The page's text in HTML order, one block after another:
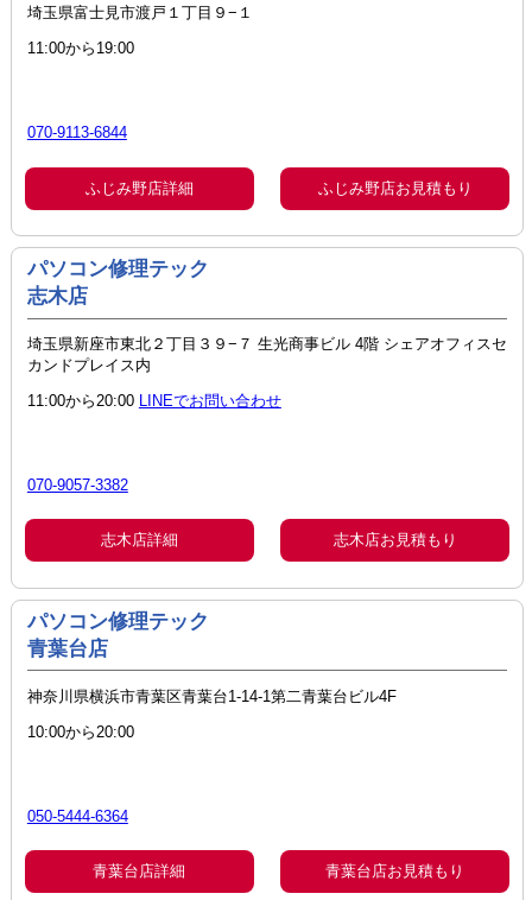
埼玉県富士見市渡戸１丁目９−１
11:00から19:00
070-9113-6844
ふじみ野店詳細 ふじみ野店お見積もり
パソコン修理テック
志木店
埼玉県新座市東北２丁目３９−７ 生光商事ビル 4階 シェアオフィスセ
カンドプレイス内
11:00から20:00 LINEでお問い合わせ
070-9057-3382
志木店詳細 志木店お見積もり
パソコン修理テック
青葉台店
神奈川県横浜市青葉区青葉台1-14-1第二青葉台ビル4F
10:00から20:00
050-5444-6364
青葉台店詳細 青葉台店お見積もり